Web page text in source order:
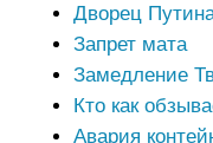
Дворец
Запрет мата
Замедление
Кто как
Авария